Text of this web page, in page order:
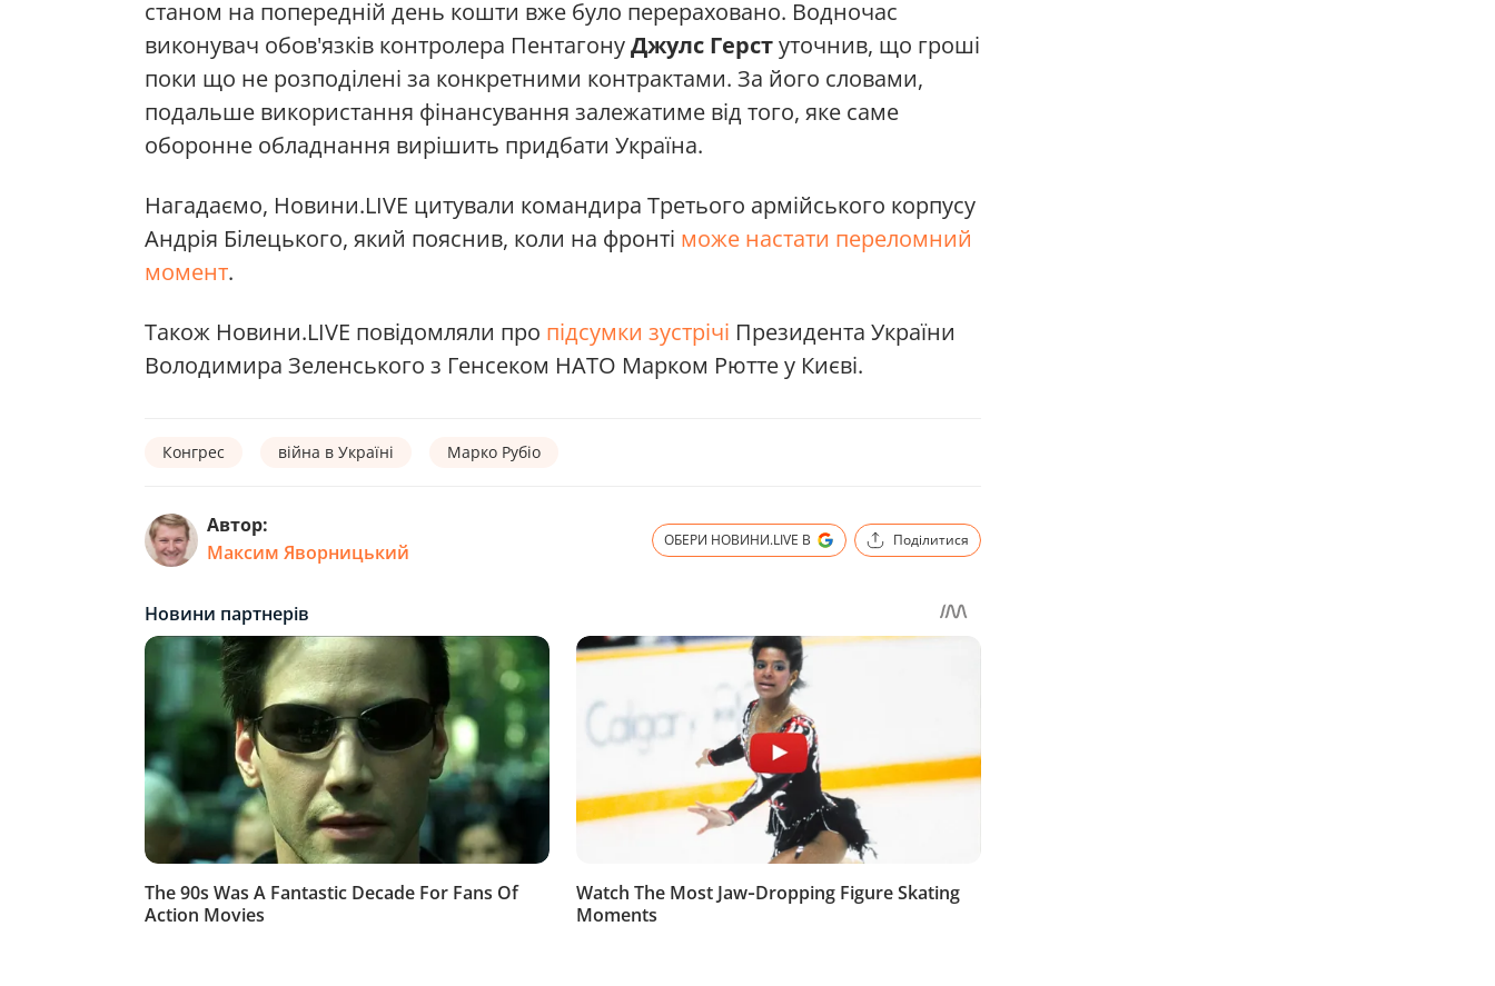
станом на попередній день кошти вже було перераховано. Водночас
виконувач обов'язків контролера ПентагонуДжулс Герстуточнив, що гроші
поки що не розподілені за конкретними контрактами. За його словами,
подальше використання фінансування залежатиме від того, яке саме
оборонне обладнання вирішить придбати Україна.
Нагадаємо, Новини.LIVE цитували командира Третього армійського корпусу
Андрія Білецького, який пояснив, коли на фронті може настати переломний
момент.
Також Новини.LIVE повідомляли про підсумки зустрічі Президента України
Володимира Зеленського з Генсеком НАТО Марком Рютте у Києві.
Конгрес війна в Україні Марко Рубіо
Автор:
Максим Яворницький
ОБЕРИ НОВИНИ.LIVE В Поділитися